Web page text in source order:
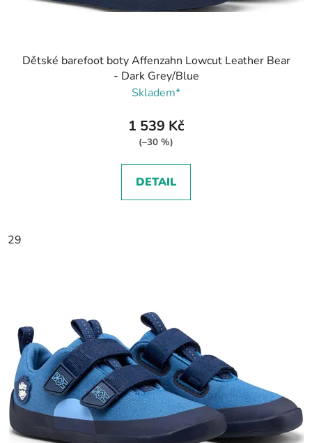
Dětské barefoot boty Affenzahn Lowcut Leather Bear
- Dark Grey/Blue
Skladem*
1 539 Kč
(–30 %)
DETAIL
29